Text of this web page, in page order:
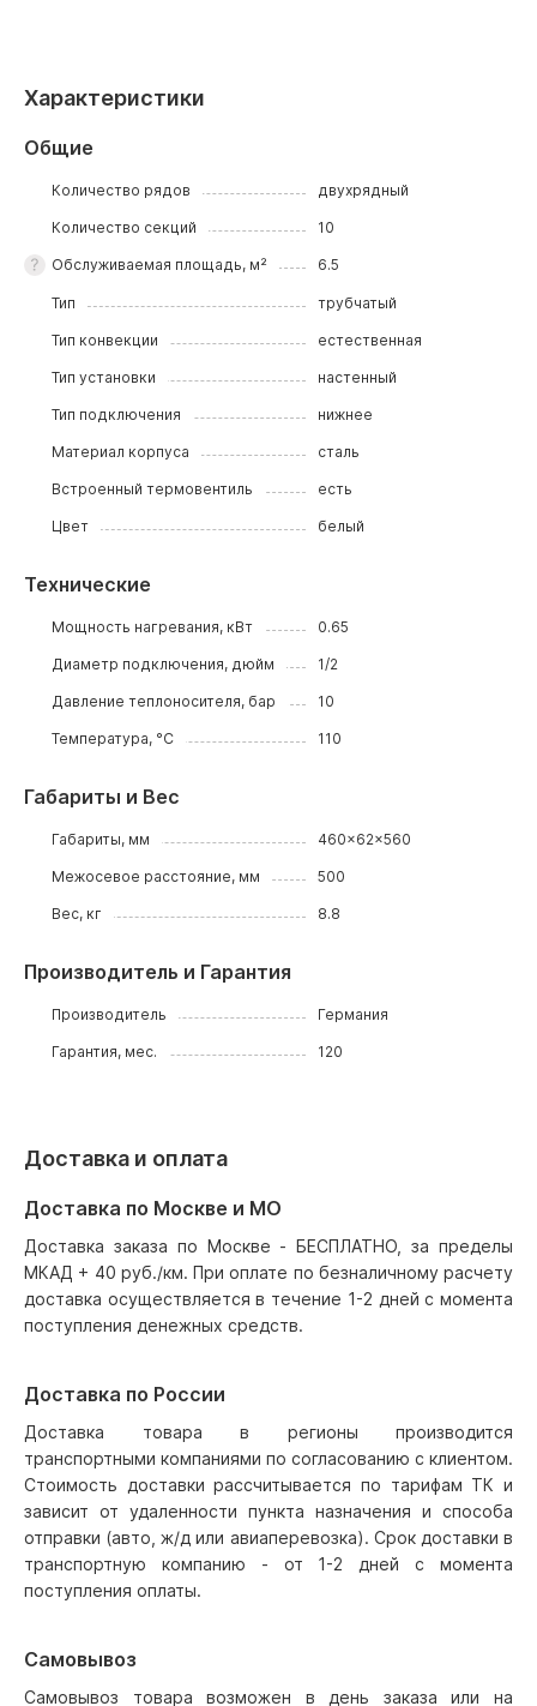
Характеристики
Общие
Количество рядов двухрядный
Количество секций 10
Обслуживаемая площадь, м² 6.5
Тип трубчатый
Тип конвекции естественная
Тип установки настенный
Тип подключения нижнее
Материал корпуса сталь
Встроенный термовентиль есть
Цвет белый
Технические
Мощность нагревания, кВт 0.65
Диаметр подключения, дюйм 1/2
Давление теплоносителя, бар 10
Температура, °C 110
Габариты и Вес
Габариты, мм 460x62x560
Межосевое расстояние, мм 500
Вес, кг 8.8
Производитель и Гарантия
Производитель Германия
Гарантия, мес. 120
Доставка и оплата
Доставка по Москве и МО
Доставка заказа по Москве - БЕСПЛАТНО, за пределы
МКАД + 40 руб./км. При оплате по безналичному расчету
доставка осуществляется в течение 1-2 дней с момента
поступления денежных средств.
Доставка по России
Доставка товара в регионы производится
транспортными компаниями по согласованию с клиентом.
Стоимость доставки рассчитывается по тарифам ТК и
зависит от удаленности пункта назначения и способа
отправки (авто, ж/д или авиаперевозка). Срок доставки в
транспортную компанию - от 1-2 дней с момента
поступления оплаты.
Самовывоз
Самовывоз товара возможен в день заказа или на